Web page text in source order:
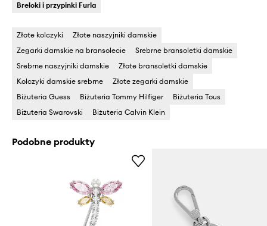
Breloki i przypinki Furla
Złote kolczyki
Złote naszyjniki damskie
Zegarki damskie na bransolecie
Srebrne bransoletki damskie
Srebrne naszyjniki damskie
Złote bransoletki damskie
Kolczyki damskie srebrne
Złote zegarki damskie
Biżuteria Guess
Biżuteria Tommy Hilfiger
Biżuteria Tous
Biżuteria Swarovski
Biżuteria Calvin Klein
Podobne produkty